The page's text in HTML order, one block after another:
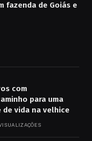
fazenda de Goiás e
com
para uma
vida na velhice